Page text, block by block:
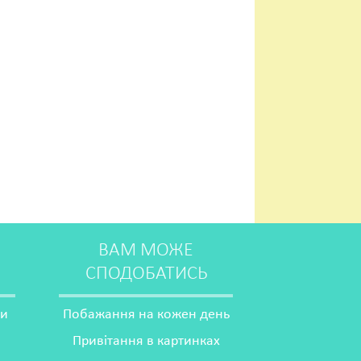
ВАМ МОЖЕ
СПОДОБАТИСЬ
Побажання на кожен день
Привітання в картинках